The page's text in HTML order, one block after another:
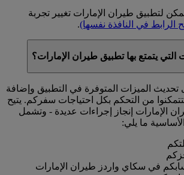
لتطبيق طيران الإمارات تغيير تجربة
الرابط في النافذة نفسها).
التي يتمتع بها تطبيق طيران الإمارات؟
تحديث الميزات المتوفرة في التطبيق وإضافة
من التحكم بكل احتياجات سفركم. يتيح
الإمارات إنجاز إجراءات عديدة - وتشمل
ما يلي:
في سكاي واردز طيران الإمارات